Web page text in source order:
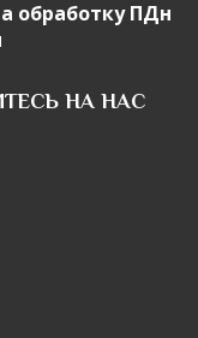
обработку ПДн
НА НАС